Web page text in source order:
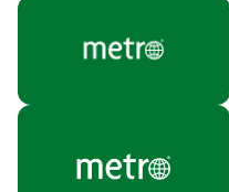
Выставки
Metro